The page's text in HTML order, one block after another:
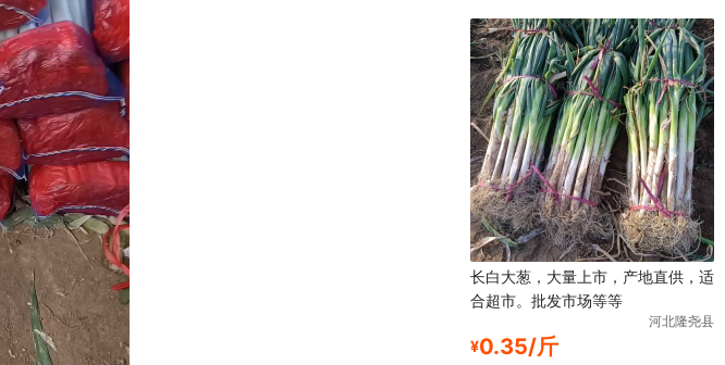
长白大葱，大量上市，产地直供，适
合超市。批发市场等等
河北隆尧县
¥0.35/斤